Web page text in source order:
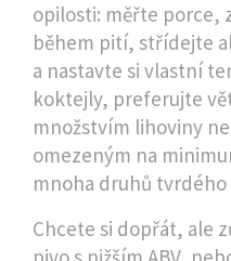
opilosti: měřte porce,
během pití, střídejte
a nastavte si vlastní
koktejly, preferujte
množstvím lihoviny
omezeným na
mnoha druhů
Chcete si dopřát, ale